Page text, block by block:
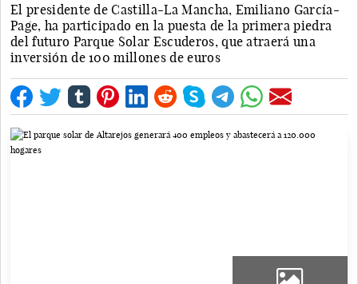
El presidente de Castilla-La Mancha, Emiliano García-
Page, ha participado en la puesta de la primera piedra
del futuro Parque Solar Escuderos, que atraerá una
inversión de 100 millones de euros